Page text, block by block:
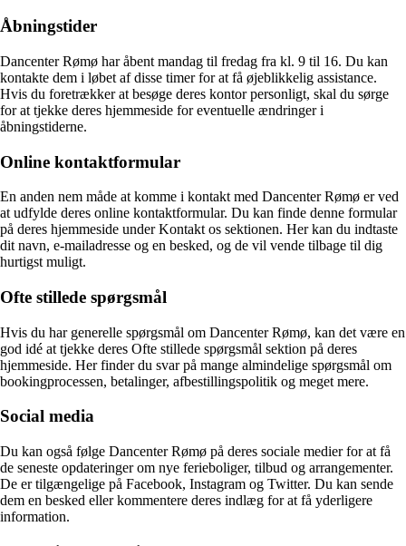
Åbningstider
Dancenter Rømø har åbent mandag til fredag ​​fra kl. 9 til 16. Du kan
kontakte dem i løbet af disse timer for at få øjeblikkelig assistance.
Hvis du foretrækker at besøge deres kontor personligt, skal du sørge
for at tjekke deres hjemmeside for eventuelle ændringer i
åbningstiderne.
Online kontaktformular
En anden nem måde at komme i kontakt med Dancenter Rømø er ved
at udfylde deres online kontaktformular. Du kan finde denne formular
på deres hjemmeside under Kontakt os sektionen. Her kan du indtaste
dit navn, e-mailadresse og en besked, og de vil vende tilbage til dig
hurtigst muligt.
Ofte stillede spørgsmål
Hvis du har generelle spørgsmål om Dancenter Rømø, kan det være en
god idé at tjekke deres Ofte stillede spørgsmål sektion på deres
hjemmeside. Her finder du svar på mange almindelige spørgsmål om
bookingprocessen, betalinger, afbestillingspolitik og meget mere.
Social media
Du kan også følge Dancenter Rømø på deres sociale medier for at få
de seneste opdateringer om nye ferieboliger, tilbud og arrangementer.
De er tilgængelige på Facebook, Instagram og Twitter. Du kan sende
dem en besked eller kommentere deres indlæg for at få yderligere
information.